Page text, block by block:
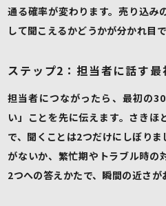
通る確率が変わります。売り込み
して聞こえるかどうかが分かれ目で
ステップ2：担当者に話す
担当者につながったら、最初の
い」ことを先に伝えます。さきほ
で、聞くことは2つだけにしぼり
がないか、繁忙期やトラブル時
2つへの答えかたで、瞬間の近さが